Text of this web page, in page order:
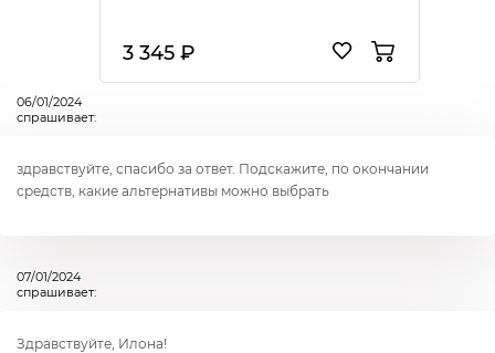
3 345 ₽
06/01/2024
спрашивает:
здравствуйте, спасибо за ответ. Подскажите, по окончании
средств, какие альтернативы можно выбрать
07/01/2024
спрашивает:
Здравствуйте, Илона!